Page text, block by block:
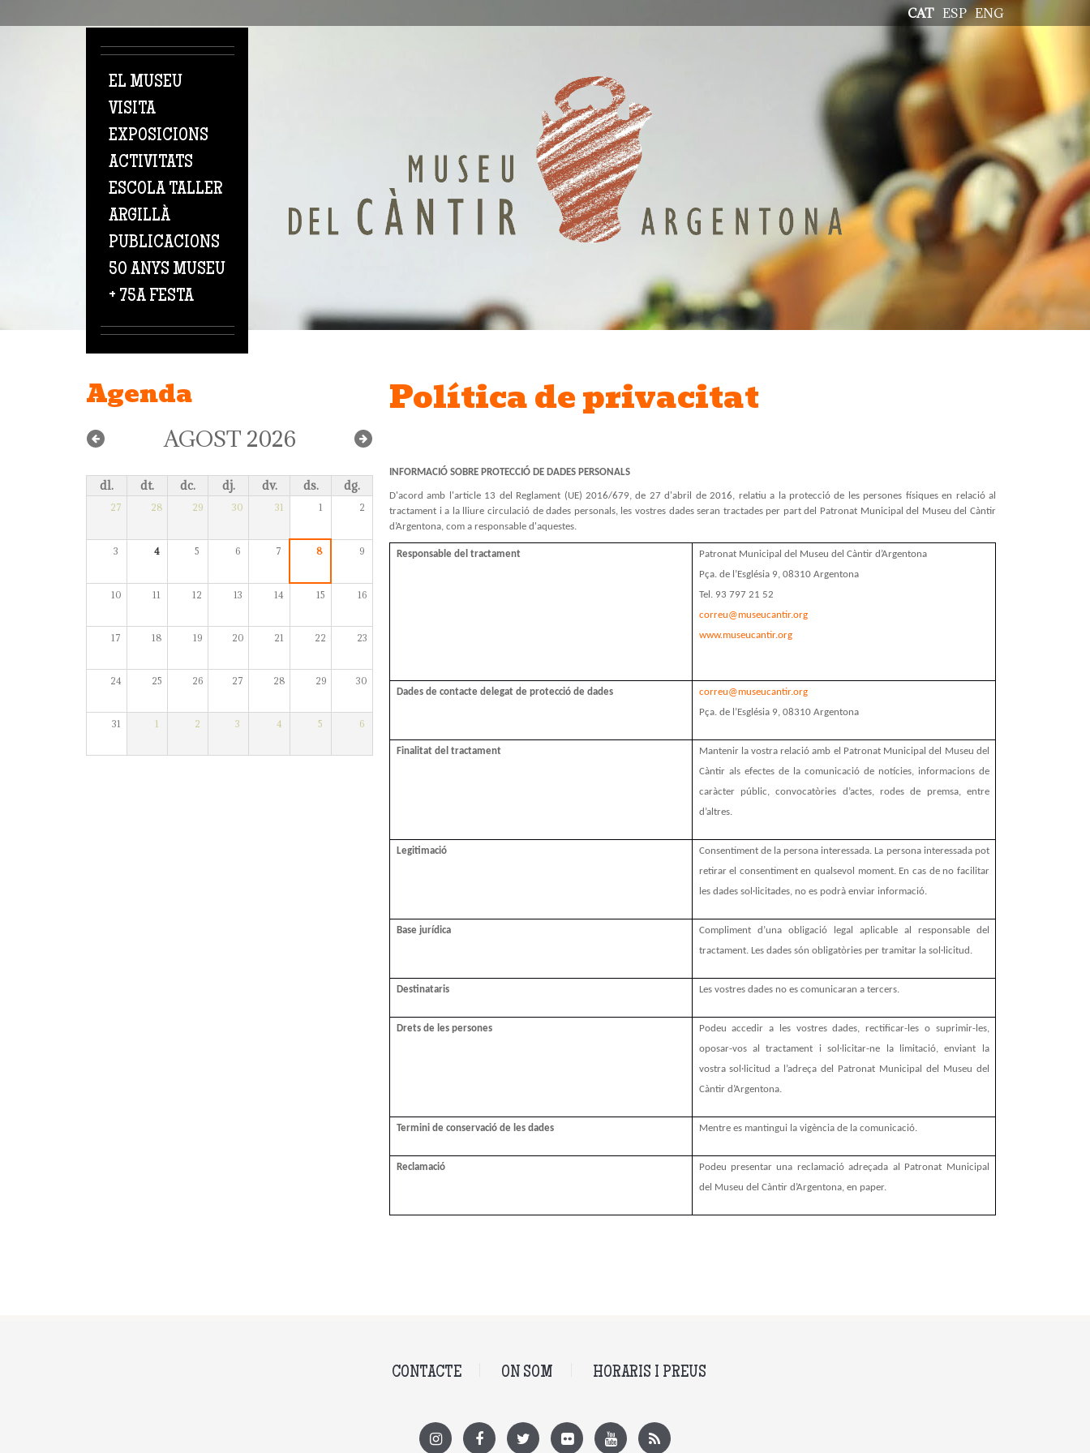
ENG
ESP
CAT
EL MUSEU
VISITA
EXPOSICIONS
ACTIVITATS
ESCOLA TALLER
ARGILLÀ
PUBLICACIONS
50 ANYS MUSEU
+ 75A FESTA
Agenda
AGOST 2026
dl. dt. dc. dj. dv. ds. dg.
27 28 29 30 31 1 2
3 4 5 6 7 8 9
10 11 12 13 14 15 16
17 18 19 20 21 22 23
24 25 26 27 28 29 30
31 1 2 3 4 5 6
Política de privacitat
INFORMACIÓ SOBRE PROTECCIÓ DE DADES PERSONALS
D'acord amb l'article 13 del Reglament (UE) 2016/679, de 27 d'abril de 2016, relatiu a la protecció de les persones físiques en relació al
tractament i a la lliure circulació de dades personals, les vostres dades seran tractades per part del Patronat Municipal del Museu del Càntir
d’Argentona, com a responsable d'aquestes.
Responsable del tractament
Patronat Municipal del Museu del Càntir d’Argentona
Pça. de l’Església 9, 08310 Argentona
Tel. 93 797 21 52
correu@museucantir.org
www.museucantir.org
Dades de contacte delegat de protecció de dades
correu@museucantir.org
Pça. de l’Església 9, 08310 Argentona
Finalitat del tractament
Mantenir la vostra relació amb el Patronat Municipal del Museu del
Càntir als efectes de la comunicació de notícies, informacions de
caràcter públic, convocatòries d’actes, rodes de premsa, entre
d’altres.
Legitimació
Consentiment de la persona interessada. La persona interessada pot
retirar el consentiment en qualsevol moment. En cas de no facilitar
les dades sol·licitades, no es podrà enviar informació.
Base jurídica
Compliment d’una obligació legal aplicable al responsable del
tractament. Les dades són obligatòries per tramitar la sol·licitud.
Destinataris Les vostres dades no es comunicaran a tercers.
Drets de les persones
Podeu accedir a les vostres dades, rectificar-les o suprimir-les,
oposar-vos al tractament i sol·licitar-ne la limitació, enviant la
vostra sol·licitud a l’adreça del Patronat Municipal del Museu del
Càntir d’Argentona.
Termini de conservació de les dades Mentre es mantingui la vigència de la comunicació.
Reclamació
Podeu presentar una reclamació adreçada al Patronat Municipal
del Museu del Càntir d’Argentona, en paper.
CONTACTE ON SOM HORARIS I PREUS